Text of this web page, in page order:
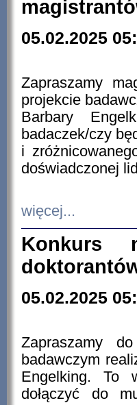
05.02.2025
Zapraszamy
projekcie
Barbary
badaczek/czy
i
doświadczonej
więcej...
Konkurs
05.02.2025
Zapraszamy
badawczym
Engelking. To
dołączyć do